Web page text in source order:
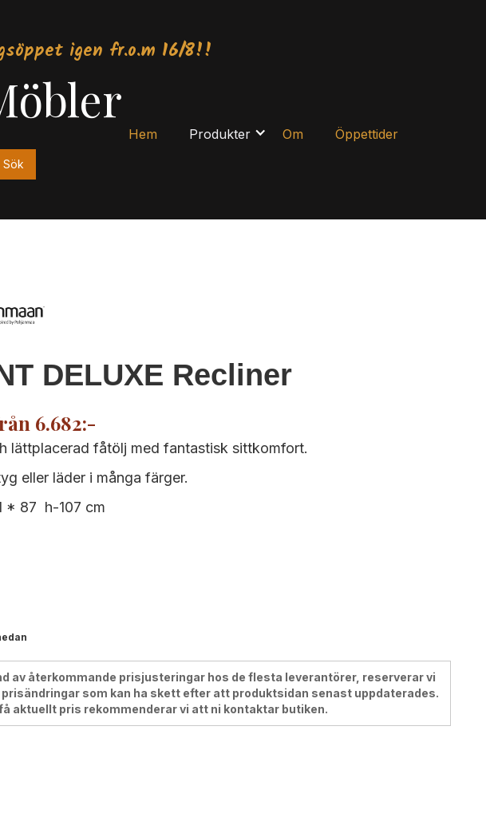
igen fr.o.m 16/8!!
Hem Produkter Om Öppettider
DELUXE Recliner
6.682:-
lättplacerad fåtölj med fantastisk sittkomfort.
eller läder i många färger.
* 87 h-107 cm
av återkommande prisjusteringar hos de flesta leverantörer, reserverar vi
som kan ha skett efter att produktsidan senast uppdaterades.
aktuellt pris rekommenderar vi att ni kontaktar butiken.